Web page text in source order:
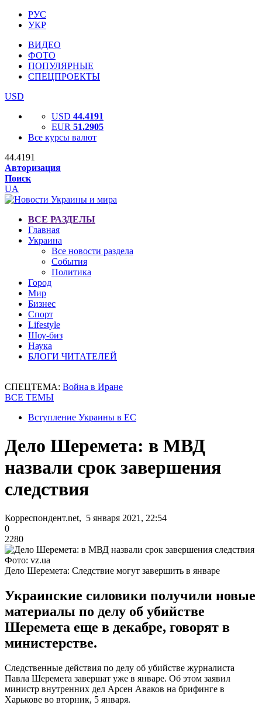
РУС
УКР
ВИДЕО
ФОТО
ПОПУЛЯРНЫЕ
СПЕЦПРОЕКТЫ
USD
USD 44.4191
EUR 51.2905
Все курсы валют
44.4191
Авторизация
Поиск
UA
ВСЕ РАЗДЕЛЫ
Главная
Украина
Все новости раздела
События
Политика
Город
Мир
Бизнес
Спорт
Lifestyle
Шоу-биз
Наука
БЛОГИ ЧИТАТЕЛЕЙ
СПЕЦТЕМА: Война в Иране
ВСЕ ТЕМЫ
Вступление Украины в ЕС
Дело Шеремета: в МВД
назвали срок завершения
следствия
Корреспондент.net, 5 января 2021, 22:54
0
2280
Фото: vz.ua
Дело Шеремета: Следствие могут завершить в январе
Украинские силовики получили новые
материалы по делу об убийстве
Шеремета еще в декабре, говорят в
министерстве.
Следственные действия по делу об убийстве журналиста
Павла Шеремета завершат уже в январе. Об этом заявил
министр внутренних дел Арсен Аваков на брифинге в
Харькове во вторник, 5 января.